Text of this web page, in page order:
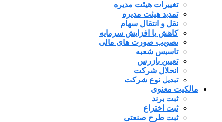
تغییرات هیئت مدیره
تمدید هیئت مدیره
نقل و انتقال سهام
کاهش یا افزایش سرمایه
تصویب صورت های مالی
تاسیس شعبه
تعیین بازرس
انحلال شرکت
تبدیل نوع شرکت
مالکیت معنوی
ثبت برند
ثبت اختراع
ثبت طرح صنعتی